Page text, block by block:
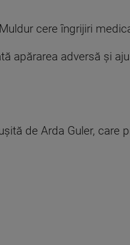
cere îngrijiri
apărarea adversă și
de Arda Guler,